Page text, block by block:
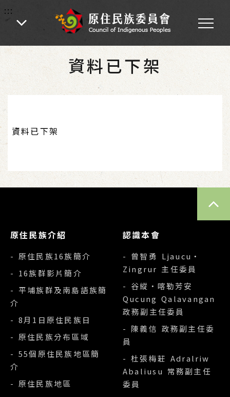
:::
:::
首頁
資料已下架
資料已下架
原住民族介紹
- 原住民族16族簡介
- 16族群影片簡介
- 平埔族群及南島語族簡
介
- 8月1日原住民族日
- 原住民族分布區域
- 55個原住民族地區簡
介
- 原住民族地區
認識本會
- 曾智勇 Ljaucu‧
Zingrur 主任委員
- 谷縱‧喀勒芳安
Qucung Qalavangan
政務副主任委員
- 陳義信 政務副主任委
員
- 杜張梅莊 Adralriw
Abaliusu 常務副主任
委員